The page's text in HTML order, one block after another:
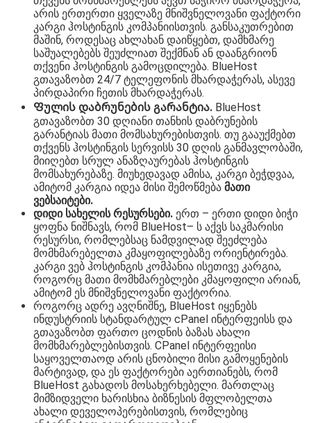
არის ერთერთი ყველაზე მნიშვნელოვანი ფაქტორი
კარგი ჰოსტინგის კომპანიისთვის. განსაკუთრებით
მაშინ, როდესაც ახლახან დაიწყებთ, დამხმარე
საშუალებებს შეუძლიათ შექმნან ან დაანგრიონ
თქვენი ჰოსტინგის გამოცდილება. BlueHost
გთავაზობთ 24/7 ტელეფონის მხარდაჭერას, ასევე
პირდაპირი ჩეთის მხარდაჭერას.
Ფულის დაბრუნების გარანტია. BlueHost
გთავაზობთ 30 დღიანი თანხის დაბრუნების
გარანტიას მათი მომსახურებისთვის. თუ გააუქმებთ
თქვენს ჰოსტინგის სერვისს 30 დღის განმავლობაში,
მიიღებთ სრულ ანაზღაურებას ჰოსტინგის
მომსახურებაზე. მიუხედავად ამისა, კარგი ბეჭდვაა,
ამიტომ კარგია იდეა მისი შემოწმება მათი
ვებსაიტები.
დიდი სახელის რესურსები. ერთ – ერთი დიდი ბიჭი
ყოფნა ნიშნავს, რომ BlueHost– ს აქვს საკმარისი
რესურსი, რომლებსაც ნამდვილად შეეძლება
მომხმარებელთა კმაყოფილებაზე ორიენტირება.
კარგი ვებ ჰოსტინგის კომპანია ისეთივე კარგია,
როგორც მათი მომხმარებლები კმაყოფილი არიან,
ამიტომ ეს მნიშვნელოვანი ფაქტორია.
როგორც ადრე ავღნიშნე, BlueHost იყენებს
ინდუსტრიის სტანდარტულ cPanel ინტერფეისს და
გთავაზობთ ფართო ცოდნის ბაზას ახალი
მომხმარებლებისთვის. CPanel ინტერფეისი
საყოველთაოდ არის ცნობილი მისი გამოყენების
მარტივად, და ეს ფაქტორები აერთიანებს, რომ
BlueHost გახადოს მოსახერხებელი. მართლაც
მიმზიდველი ხარისხია ბიზნესის მფლობელთა
ახალი დეველოპერებისთვის, რომლებიც